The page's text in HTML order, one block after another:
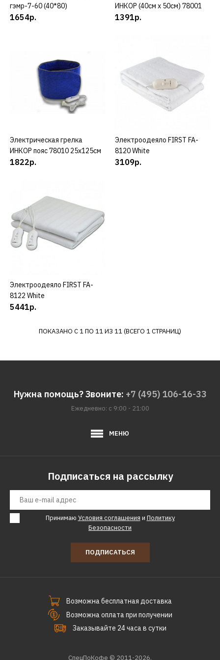
PEKATHERM
Электрическая грелка
8869р.
КУПИТЬ
ДОБАВИТЬ К СРАВНЕНИЮ
PEKATHERM
Электрическая грелка
ДОБАВИТЬ В ПОЖЕЛАНИЯ
ИНКОР (40см х 50см)
ДОБАВИТЬ К СРАВНЕНИЮ
1822р.
гэмр-7-60 (40*80)
1654р.
ИНКОР (40см х 50см) 78001
1391р.
КУПИТЬ
Электрическая грелка
ИНКОР пояс 78010 25х125см
1822р.
КУПИТЬ
Электроодеяло FIRST FA-
8120 White
3109р.
КУПИТЬ
Электроодеяло FIRST FA-
8122 White
5441р.
ПОКАЗАНО С 1 ПО 11 ИЗ 11 (ВСЕГО 1 СТРАНИЦ)
Нужна помощь? Звоните: +7 (495) 106-16-33
Ежедневно: с 9:00 - 21:00
МЕНЮ
Подписаться на рассылку
Принимаю Условия соглашения и Политику
Безопасности
ПОДПИСАТЬСЯ
Возможна бесплатная доставка
Возможна оплата при получении
Заказывайте 24 часа в сутки
СпецПоКофе © 2011-2026.